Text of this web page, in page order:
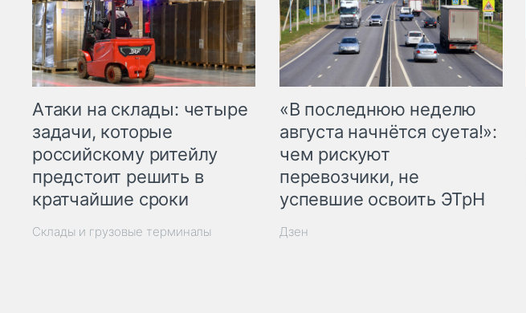
Атаки на склады: четыре
задачи, которые
российскому ритейлу
предстоит решить в
кратчайшие сроки
Склады и грузовые терминалы
«В последнюю неделю
августа начнётся суета!»:
чем рискуют
перевозчики, не
успевшие освоить ЭТрН
Дзен